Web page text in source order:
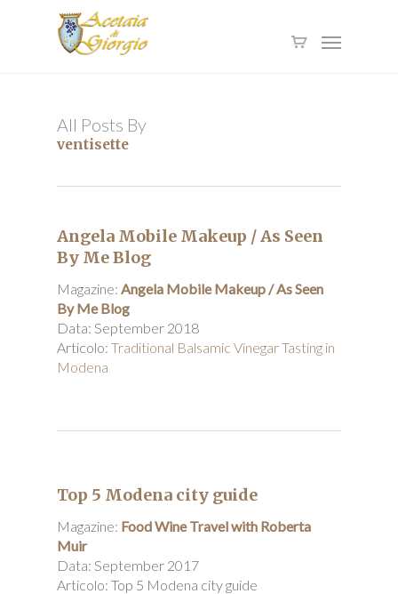
Menu
All Posts By
ventisette
Angela Mobile Makeup / As Seen
By Me Blog
Magazine: Angela Mobile Makeup / As Seen
By Me Blog
Data: September 2018
Articolo: Traditional Balsamic Vinegar Tasting in
Modena
Top 5 Modena city guide
Magazine: Food Wine Travel with Roberta
Muir
Data: September 2017
Articolo: Top 5 Modena city guide